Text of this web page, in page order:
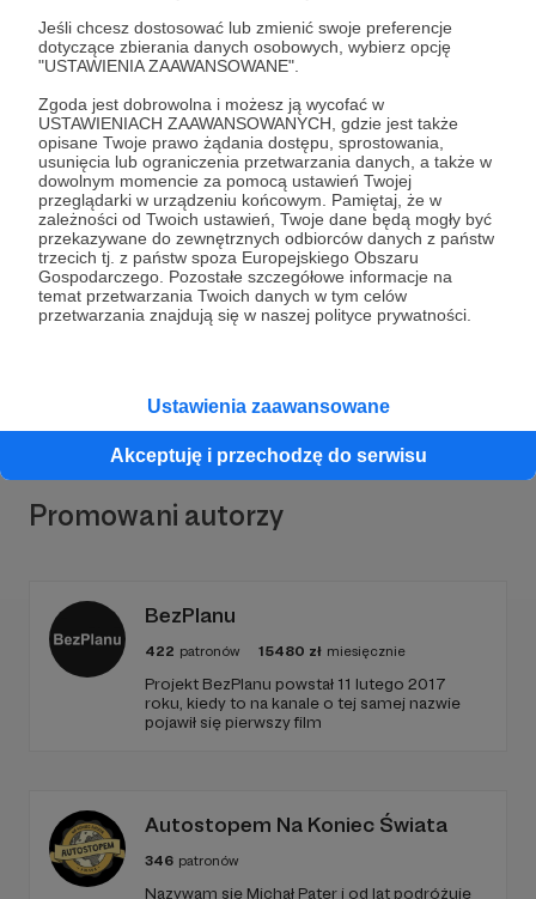
Jeśli chcesz dostosować lub zmienić swoje preferencje
dotyczące zbierania danych osobowych, wybierz opcję
"USTAWIENIA ZAAWANSOWANE".
Zgoda jest dobrowolna i możesz ją wycofać w
USTAWIENIACH ZAAWANSOWANYCH, gdzie jest także
opisane Twoje prawo żądania dostępu, sprostowania,
usunięcia lub ograniczenia przetwarzania danych, a także w
dowolnym momencie za pomocą ustawień Twojej
przeglądarki w urządzeniu końcowym. Pamiętaj, że w
zależności od Twoich ustawień, Twoje dane będą mogły być
przekazywane do zewnętrznych odbiorców danych z państw
trzecich tj. z państw spoza Europejskiego Obszaru
Gospodarczego. Pozostałe szczegółowe informacje na
temat przetwarzania Twoich danych w tym celów
przetwarzania znajdują się w naszej polityce prywatności.
Ustawienia zaawansowane
Akceptuję i przechodzę do serwisu
Dołącz do grona Patronów!
Wesprzyj działalność AutoraKlub Sympatyków Kolei
we Wrocławiujuż teraz!
Promowani autorzy
BezPlanu
422 patronów 15480 zł miesięcznie
Projekt BezPlanu powstał 11 lutego 2017
roku, kiedy to na kanale o tej samej nazwie
pojawił się pierwszy film
Autostopem Na Koniec Świata
346 patronów
Nazywam się Michał Pater i od lat podróżuję